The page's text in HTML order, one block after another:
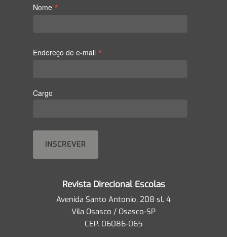
Nome *
Endereço de e-mail *
Cargo
Revista Direcional Escolas
Avenida Santo Antonio, 208 sl. 4
Vila Osasco / Osasco-SP
CEP. 06086-065